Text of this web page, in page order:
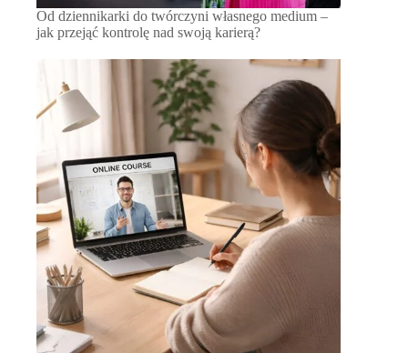
Od dziennikarki do twórczyni własnego medium –
jak przejąć kontrolę nad swoją karierą?